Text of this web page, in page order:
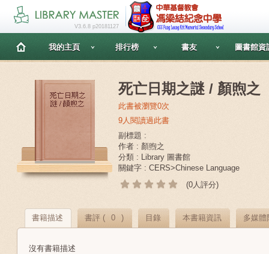
V3.6.8 p20181127
我的主頁 排行榜 書友 圖書館資
死亡日期之謎 / 顏煦之
此書被瀏覽0次
9人閱讀過此書
副標題 :
作者 : 顏煦之
分類 : Library 圖書館
關鍵字 : CERS>Chinese Language
(0人評分)
書籍描述 書評 ( 0 ) 目錄 本書籍資訊 多媒體
沒有書籍描述